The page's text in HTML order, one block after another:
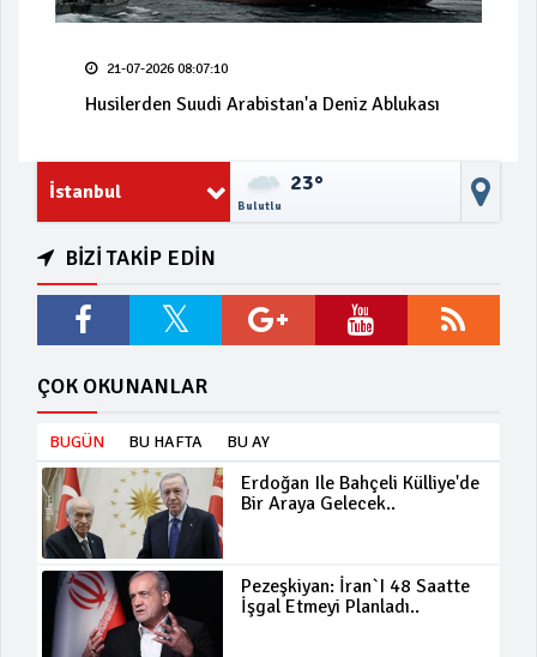
21-07-2026 08:07:10
Husilerden Suudi Arabistan'a Deniz Ablukası
İstanbul 23°
Bulutlu
BİZİ TAKİP EDİN
ÇOK OKUNANLAR
BUGÜN BU HAFTA BU AY
Erdoğan Ile Bahçeli Külliye'de
Bir Araya Gelecek..
Pezeşkiyan: İran`ı 48 Saatte
İşgal Etmeyi Planladı..